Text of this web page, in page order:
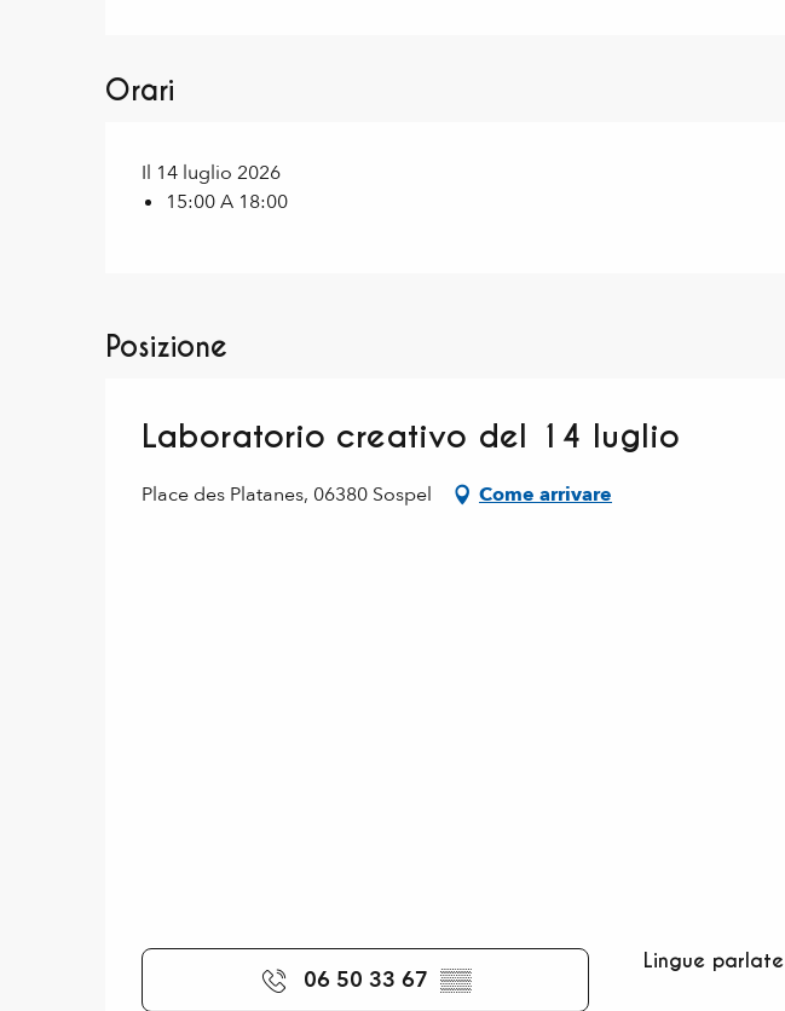
Orari
Il 14 luglio 2026
15:00 A 18:00
Posizione
Laboratorio creativo del 14 luglio
Place des Platanes, 06380 Sospel Come arrivare
06 50 33 67 ▒▒
Lingue parlate
Lingue parlate